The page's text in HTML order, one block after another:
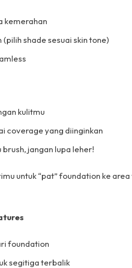
kemerahan
shade sesuai skin tone)
kulitmu
coverage yang diinginkan
jangan lupa leher!
untuk “pat” foundation ke area
foundation
segitiga terbalik